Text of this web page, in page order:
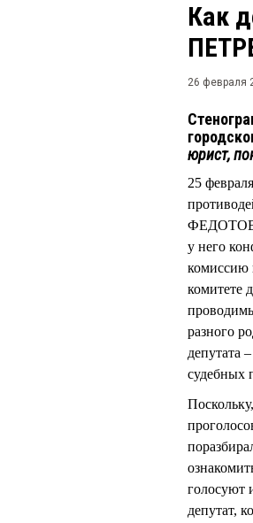
Как
26 февраля
юрист,
25
ФЕДОТОВУ
у него
комиссию
комитете
разного
депутата
судебных
голосуют
депутат,